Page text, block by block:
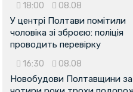
18:00 08.08
У центрі Полтави помітили
чоловіка зі зброєю: поліція
проводить перевірку
16:30 08.08
Новобудови Полтавщини за